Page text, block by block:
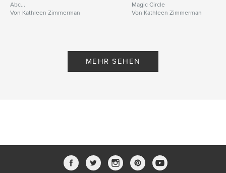
Abc...
Von Kathleen Zimmerman
Magic Circle
Von Kathleen Zimmerman
MEHR SEHEN